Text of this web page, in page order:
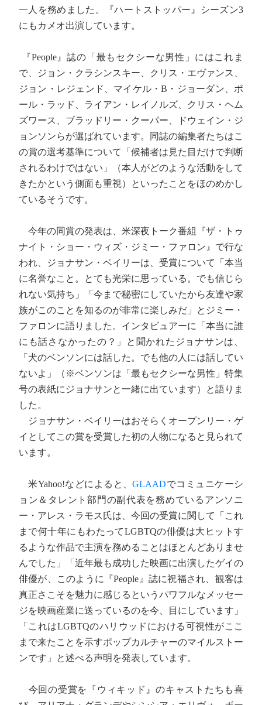
一人を務めました。『ハートストッパー』シーズン3
にもカメオ出演しています。
『People』誌の「最もセクシーな男性」にはこれま
で、ジョン・クラシンスキー、クリス・エヴァンス、
ジョン・レジェンド、マイケル・B・ジョーダン、ポ
ール・ラッド、ライアン・レイノルズ、クリス・ヘム
ズワース、ブラッドリー・クーパー、ドウェイン・ジ
ョンソンらが選ばれています。同誌の編集者たちはこ
の賞の選考基準について「候補者は見た目だけで判断
されるわけではない」（本人がどのような活動をして
きたかという側面も重視）といったことをほのめかし
ているそうです。
今年の同賞の発表は、米深夜トーク番組『ザ・トゥ
ナイト・ショー・ウィズ・ジミー・ファロン』で行な
われ、ジョナサン・ベイリーは、受賞について「本当
に名誉なこと。とても光栄に思っている。でも信じら
れない気持ち」「今まで秘密にしていたから友達や家
族がこのことを知るのが非常に楽しみだ」とジミー・
ファロンに語りました。インタビュアーに「本当に誰
にも話さなかったの？」と聞かれたジョナサンは、
「犬のベンソンには話した。でも他の人には話してい
ないよ」（※ベンソンは「最もセクシーな男性」特集
号の表紙にジョナサンと一緒に出ています）と語りま
した。
ジョナサン・ベイリーはおそらくオープンリー・ゲ
イとしてこの賞を受賞した初の人物になると見られて
います。
米Yahoo!などによると、GLAADでコミュニケーシ
ョン＆タレント部門の副代表を務めているアンソニ
ー・アレス・ラモス氏は、今回の受賞に関して「これ
まで何十年にもわたってLGBTQの俳優は大ヒットす
るような作品で主演を務めることはほとんどありませ
んでした」「近年最も成功した映画に出演したゲイの
俳優が、このように『People』誌に祝福され、観客は
真正さこそを魅力に感じるというパワフルなメッセー
ジを映画産業に送っているのを今、目にしています」
「これはLGBTQのハリウッドにおける可視性がここ
まで来たことを示すポップカルチャーのマイルストー
ンです」と述べる声明を発表しています。
今回の受賞を『ウィキッド』のキャストたちも喜